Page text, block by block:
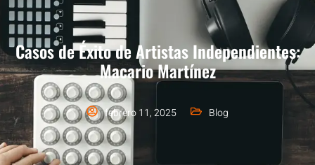
Casos de Éxito de Artistas Independientes:
Macario Martínez
febrero 11, 2025 Blog